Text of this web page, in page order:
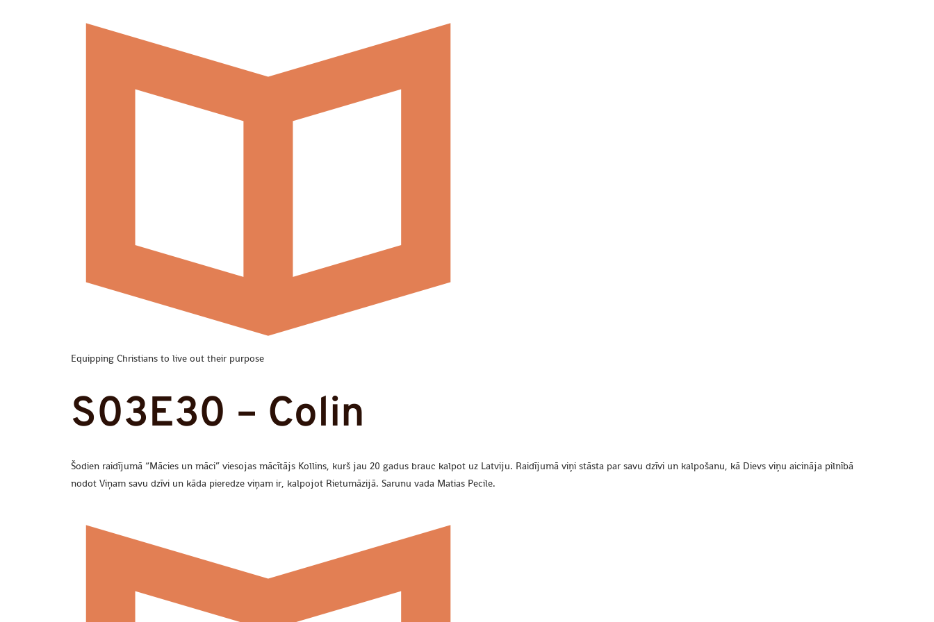
Equipping Christians to live out their purpose
S03E30 – Colin
Šodien raidījumā “Mācies un māci” viesojas mācītājs Kollins, kurš jau 20 gadus brauc kalpot uz Latviju. Raidījumā viņi stāsta par savu dzīvi un kalpošanu, kā Dievs viņu aicināja pilnībā
nodot Viņam savu dzīvi un kāda pieredze viņam ir, kalpojot Rietumāzijā. Sarunu vada Matias Pecile.